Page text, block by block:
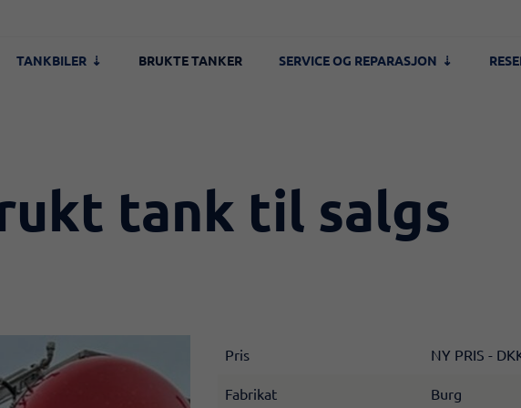
TANKBILER BRUKTE TANKER SERVICE OG REPARASJON
tank til salgs
Pris NY PRIS -
Fabrikat Burg